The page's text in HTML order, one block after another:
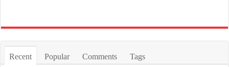
Recent Popular Comments Tags